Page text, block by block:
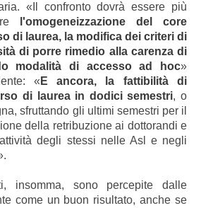
«Il confronto dovrà essere più
l'omogeneizzazione del core
di laurea, la modifica dei criteri di
di porre rimedio alla carenza di
modalità di accesso ad hoc»
« E ancora, la fattibilità di
di laurea in dodici semestri, o
sfruttando gli ultimi semestri per il
della retribuzione ai dottorandi e
degli stessi nelle Asl e negli
insomma, sono percepite dalle
come un buon risultato, anche se